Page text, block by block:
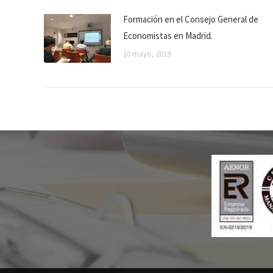
Formación en el Consejo General de
Economistas en Madrid.
10 mayo, 2019